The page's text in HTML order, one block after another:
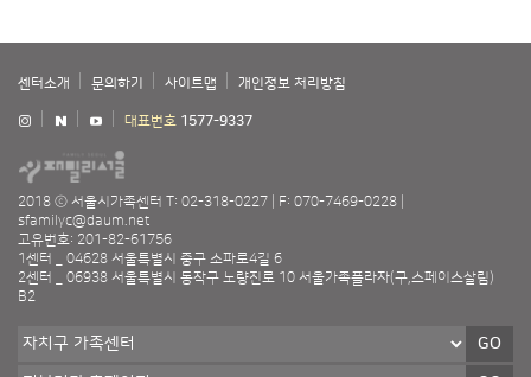
센터소개 문의하기 사이트맵 개인정보 처리방침
대표번호 1577-9337
2018 ⓒ 서울시가족센터 T: 02-318-0227
F: 070-7469-0228
sfamilyc@daum.net
고유번호: 201-82-61756
1센터 _ 04628 서울특별시 중구 소파로4길 6
2센터 _ 06938 서울특별시 동작구 노량진로 10 서울가족플라자(구,스페이스살림)
B2
GO